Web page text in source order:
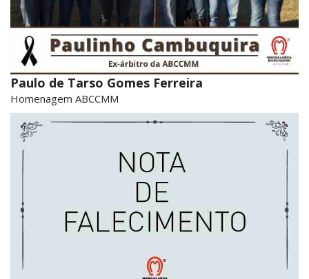
Paulo de Tarso Gomes Ferreira
Homenagem ABCCMM